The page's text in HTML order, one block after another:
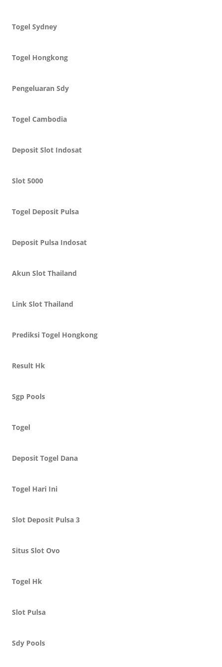
Togel Sydney
Togel Hongkong
Pengeluaran Sdy
Togel Cambodia
Deposit Slot Indosat
Slot 5000
Togel Deposit Pulsa
Deposit Pulsa Indosat
Akun Slot Thailand
Link Slot Thailand
Prediksi Togel Hongkong
Result Hk
Sgp Pools
Togel
Deposit Togel Dana
Togel Hari Ini
Slot Deposit Pulsa 3
Situs Slot Ovo
Togel Hk
Slot Pulsa
Sdy Pools